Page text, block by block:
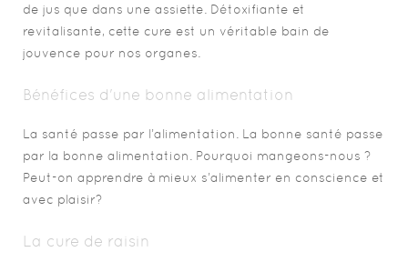
de jus que dans une assiette. Détoxifiante et
revitalisante, cette cure est un véritable bain de
jouvence pour nos organes.
Bénéfices d'une bonne alimentation
La santé passe par l’alimentation. La bonne santé passe
par la bonne alimentation. Pourquoi mangeons-nous ?
Peut-on apprendre à mieux s’alimenter en conscience et
avec plaisir?
La cure de raisin